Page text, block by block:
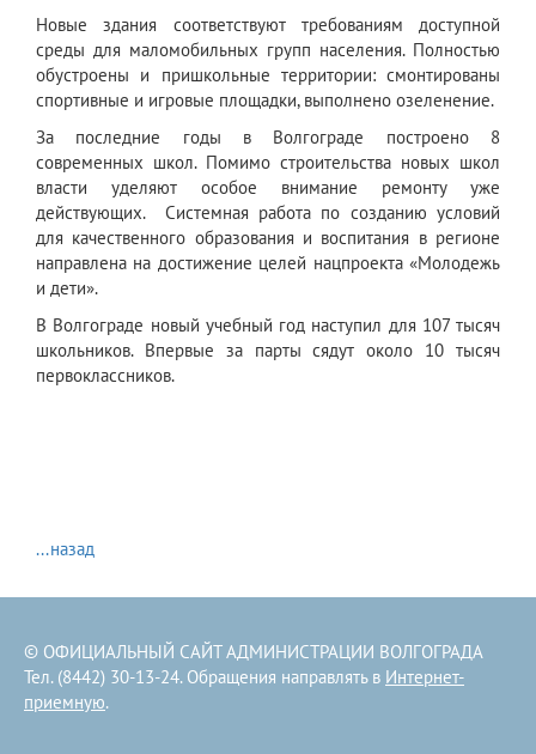
Новые здания соответствуют требованиям доступной
среды для маломобильных групп населения. Полностью
обустроены и пришкольные территории: смонтированы
спортивные и игровые площадки, выполнено озеленение.
За последние годы в Волгограде построено 8
современных школ. Помимо строительства новых школ
власти уделяют особое внимание ремонту уже
действующих. Системная работа по созданию условий
для качественного образования и воспитания в регионе
направлена на достижение целей нацпроекта «Молодежь
и дети».
В Волгограде новый учебный год наступил для 107 тысяч
школьников. Впервые за парты сядут около 10 тысяч
первоклассников.
...назад
© ОФИЦИАЛЬНЫЙ САЙТ АДМИНИСТРАЦИИ ВОЛГОГРАДА
Тел. (8442) 30-13-24. Обращения направлять в Интернет-
приемную.